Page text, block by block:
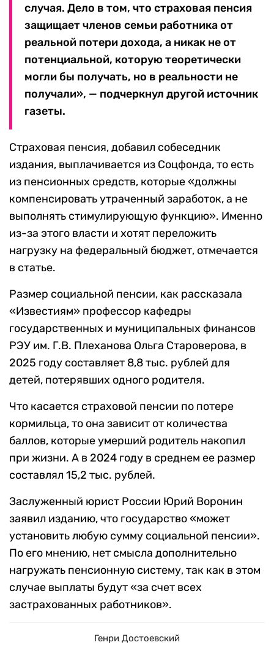
случая. Дело в том, что страховая пенсия
защищает членов семьи работника от
реальной потери дохода, а никак не от
потенциальной, которую теоретически
могли бы получать, но в реальности не
получали», — подчеркнул другой источник
газеты.
Страховая пенсия, добавил собеседник
издания, выплачивается из Соцфонда, то есть
из пенсионных средств, которые «должны
компенсировать утраченный заработок, а не
выполнять стимулирующую функцию». Именно
из-за этого власти и хотят переложить
нагрузку на федеральный бюджет, отмечается
в статье.
Размер социальной пенсии, как рассказала
«Известиям» профессор кафедры
государственных и муниципальных финансов
РЭУ им. Г.В. Плеханова Ольга Староверова, в
2025 году составляет 8,8 тыс. рублей для
детей, потерявших одного родителя.
Что касается страховой пенсии по потере
кормильца, то она зависит от количества
баллов, которые умерший родитель накопил
при жизни. А в 2024 году в среднем ее размер
составлял 15,2 тыс. рублей.
Заслуженный юрист России Юрий Воронин
заявил изданию, что государство «может
установить любую сумму социальной пенсии».
По его мнению, нет смысла дополнительно
нагружать пенсионную систему, так как в этом
случае выплаты будут «за счет всех
застрахованных работников».
Генри Достоевский